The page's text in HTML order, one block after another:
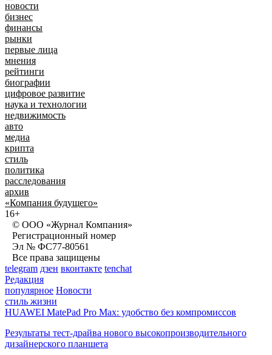
новости
бизнес
финансы
рынки
первые лица
мнения
рейтинги
биографии
цифровое развитие
наука и технологии
недвижимость
авто
медиа
крипта
стиль
политика
расследования
архив
«Компания будущего»
16+
© ООО «Журнал Компания»
Регистрационный номер
Эл № ФС77-80561
Все права защищены
telegram дзен вконтакте tenchat
Редакция
популярное Новости
стиль жизни
HUAWEI MatePad Pro Max: удобство без компромиссов
Результаты тест-драйва нового высокопроизводительного
дизайнерского планшета